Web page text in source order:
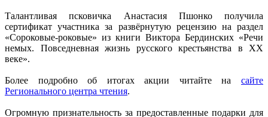
Талантливая псковичка Анастасия Пшонко получила
сертификат участника за развёрнутую рецензию на раздел
«Сороковые-роковые» из книги Виктора Бердинских «Речи
немых. Повседневная жизнь русского крестьянства в ХХ
веке».
Более подробно об итогах акции читайте на сайте
Регионального центра чтения.
Огромную признательность за предоставленные подарки для